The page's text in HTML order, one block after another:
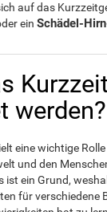
auf das
ein Schädel-
werden?
eine wichtige
und den
ist ein Grund,
für verschiedene